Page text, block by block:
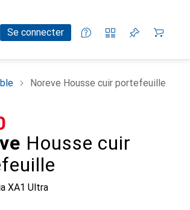
client
Se connecter
de comparaison
d'envies
Noreve Housse cuir portefeuille
Housse cuir
XA1 Ultra